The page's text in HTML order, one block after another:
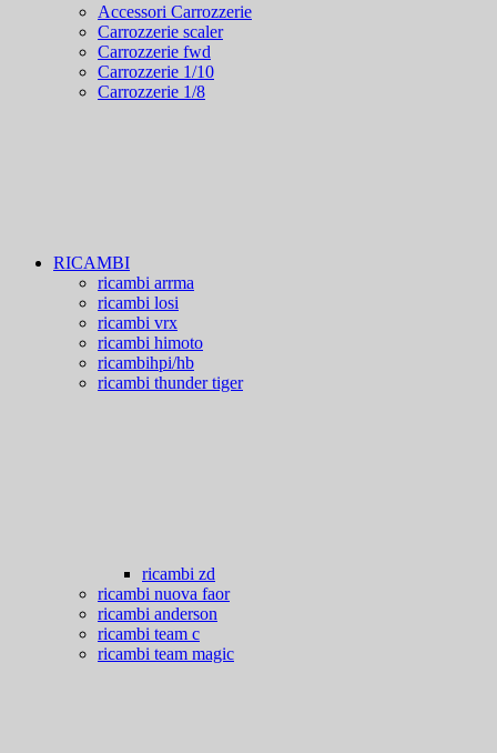
Accessori Carrozzerie
Carrozzerie scaler
Carrozzerie fwd
Carrozzerie 1/10
Carrozzerie 1/8
RICAMBI
ricambi arrma
ricambi losi
ricambi vrx
ricambi himoto
ricambihpi/hb
ricambi thunder tiger
ricambi zd
ricambi nuova faor
ricambi anderson
ricambi team c
ricambi team magic